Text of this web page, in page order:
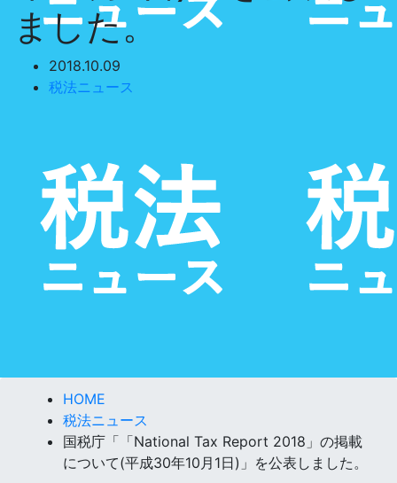
ました。
2018.10.09
税法ニュース
HOME
税法ニュース
国税庁「「National Tax Report 2018」の掲載
について(平成30年10月1日)」を公表しました。